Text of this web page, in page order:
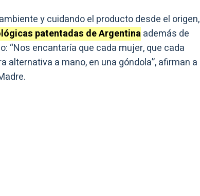
y cuidando el producto desde el origen,
patentadas de Argentinaademás de
“Nos encantaría que cada mujer, que cada
alternativa a mano, en una góndola”, afirman a